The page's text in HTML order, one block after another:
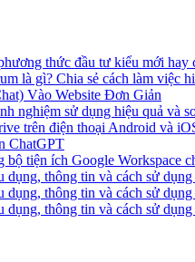
thức đầu tư kiểu mới hay
là gì? Chia sẻ cách làm việc
Vào Website Đơn Giản
nghiệm sử dụng hiệu quả và
trên điện thoại Android và
ChatGPT
bộ tiện ích Google Workspace
thông tin và cách sử
thông tin và cách sử
thông tin và cách sử dụng